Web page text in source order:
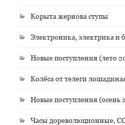
Корыта жернова ступы
Электроника, электрика и
Новые поступления (лето
Колёса от телеги
Новые поступления (осень
Часы дореволюционные,